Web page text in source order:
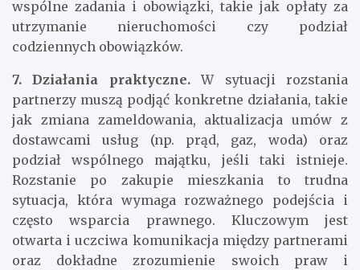
wspólne zadania i obowiązki, takie jak opłaty za
utrzymanie nieruchomości czy podział
codziennych obowiązków.
7. Działania praktyczne.W sytuacji rozstania
partnerzy muszą podjąć konkretne działania, takie
jak zmiana zameldowania, aktualizacja umów z
dostawcami usług (np. prąd, gaz, woda) oraz
podział wspólnego majątku, jeśli taki istnieje.
Rozstanie po zakupie mieszkania to trudna
sytuacja, która wymaga rozważnego podejścia i
często wsparcia prawnego. Kluczowym jest
otwarta i uczciwa komunikacja między partnerami
oraz dokładne zrozumienie swoich praw i